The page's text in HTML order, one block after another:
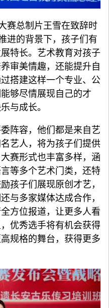
赛总制片王雪在致辞时
进的背景下，孩子们有
特长。艺术教育对孩子
审美情趣，还能提升自
搭建这样一个专业、公
够尽情展现自己的才
与成长。
阵容，他们都是来自艺
艺人，将为孩子们提供
赛形式也丰富多样，涵
等多个艺术门类，还特
孩子们展现原创才艺，
与多家媒体达成合作，
方位报道，让更多人看
优秀选手将有机会获得
规格的舞台，获得更多